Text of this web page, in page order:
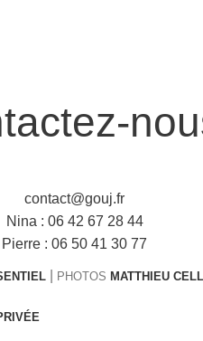
contact@gouj.fr
Nina : 06 42 67 28 44
Pierre :06 50 41 30 77
PHOTOS MATTHIEU